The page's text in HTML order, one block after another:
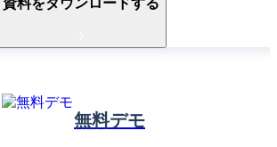
資料をダウンロードする
無料デモ